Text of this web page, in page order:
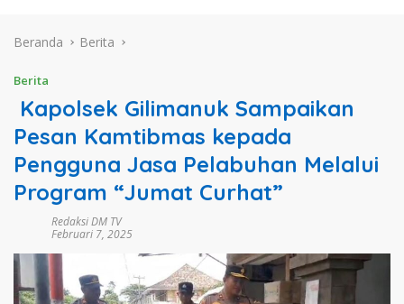
Beranda Berita
Berita
Kapolsek Gilimanuk Sampaikan
Pesan Kamtibmas kepada
Pengguna Jasa Pelabuhan Melalui
Program “Jumat Curhat”
Redaksi DM TV
Februari 7, 2025